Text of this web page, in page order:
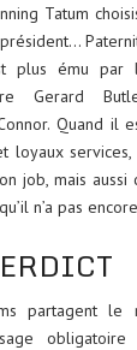
Tatum
plus ému par
Gerard
Quand il
loyaux
job, mais aussi
n’a pas
partagent le